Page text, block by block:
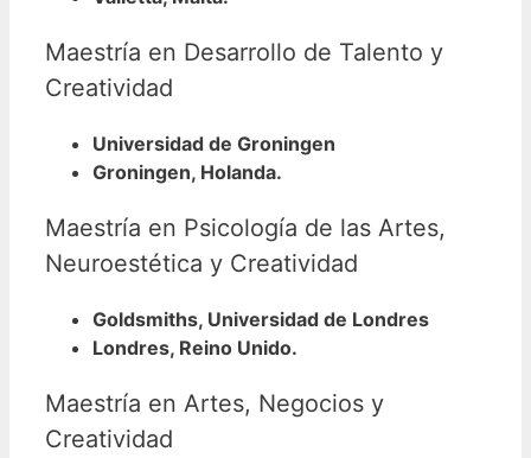
Maestría en Desarrollo de Talento y
Creatividad
Universidad de Groningen
Groningen, Holanda.
Maestría en Psicología de las Artes,
Neuroestética y Creatividad
Goldsmiths, Universidad de Londres
Londres, Reino Unido.
Maestría en Artes, Negocios y
Creatividad